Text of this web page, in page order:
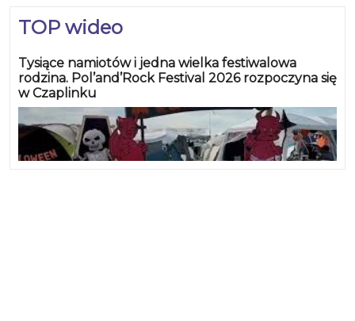
TOP wideo
Tysiące namiotów i jedna wielka festiwalowa
rodzina. Pol’and’Rock Festival 2026 rozpoczyna się
w Czaplinku